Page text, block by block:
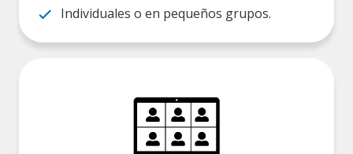
Individuales o en pequeños grupos.